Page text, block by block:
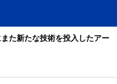
た新たな技術を投入したアー